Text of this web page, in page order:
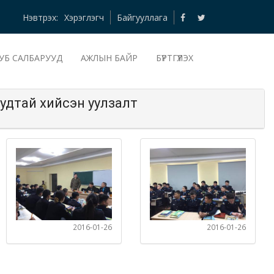
Нэвтрэх: Хэрэглэгч Байгууллага
САЛБАРУУД АЖЛЫН БАЙР БҮРТГҮҮЛЭХ
хийсэн уулзалт
2016-01-26 2016-01-26